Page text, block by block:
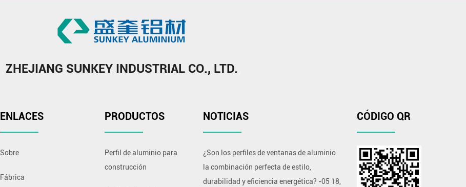
ZHEJIANG SUNKEY INDUSTRIAL CO., LTD.
ENLACES
Sobre
Fábrica
PRODUCTOS
Perfil de aluminio para
construcción
NOTICIAS
¿Son los perfiles de ventanas de aluminio
la combinación perfecta de estilo,
durabilidad y eficiencia energética? -05 18,
CÓDIGO QR